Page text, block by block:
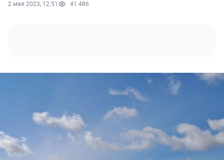
2 мая 2023, 12:51 41 486